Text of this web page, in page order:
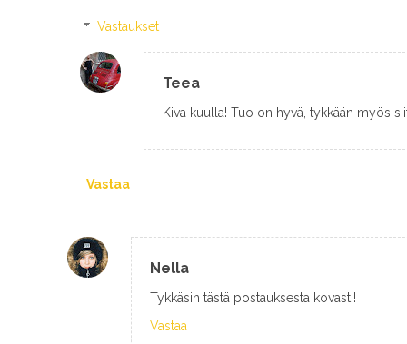
Vastaukset
Teea
Kiva kuulla! Tuo on hyvä, tykkään myös
Vastaa
Nella
Tykkäsin tästä postauksesta kovasti!
Vastaa